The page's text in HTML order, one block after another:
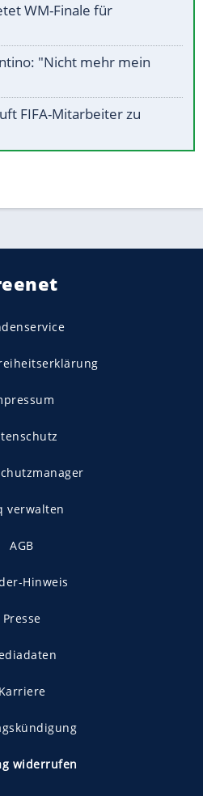
WM-Finale für
"Nicht mehr mein
FIFA-Mitarbeiter zu
verwalten
AGB
Hinweis
Presse
Karriere
widerrufen